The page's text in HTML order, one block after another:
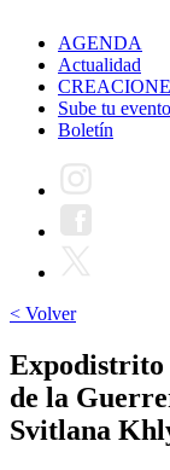
AGENDA
Actualidad
Sube tu evento
Boletín
< Volver
Expodistrito
de la
Svitlana